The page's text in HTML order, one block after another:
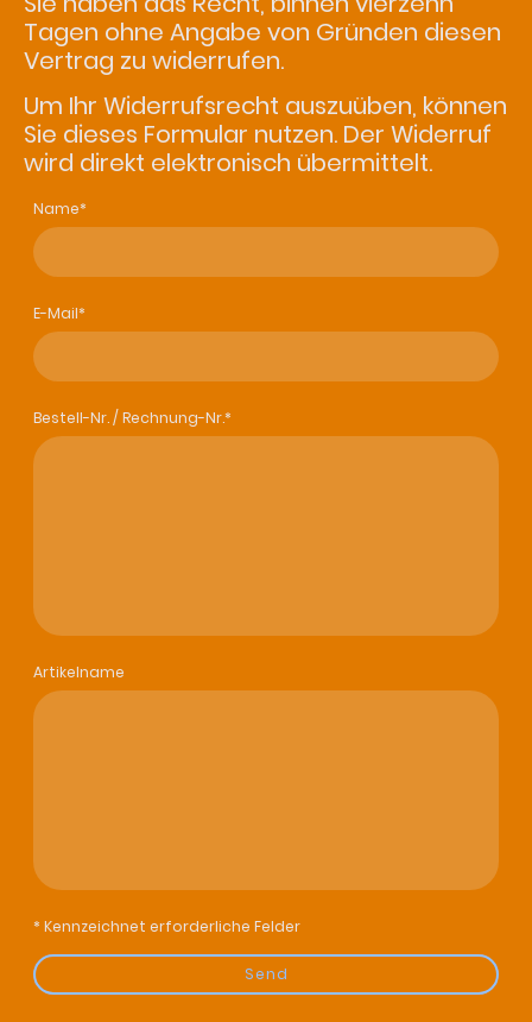
Tagen ohne Angabe von Gründen diesen
Vertrag zu widerrufen.
Um Ihr Widerrufsrecht auszuüben, können
Sie dieses Formular nutzen. Der Widerruf
wird direkt elektronisch übermittelt.
Name*
E-Mail*
Bestell-Nr. / Rechnung-Nr.*
Artikelname
* Kennzeichnet erforderliche Felder
Send